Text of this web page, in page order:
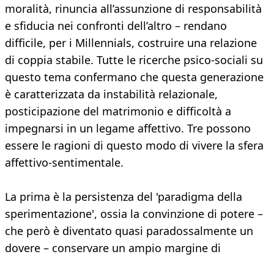
moralità, rinuncia all’assunzione di responsabilità
e sfiducia nei confronti dell’altro – rendano
difficile, per i Millennials, costruire una relazione
di coppia stabile. Tutte le ricerche psico-sociali su
questo tema confermano che questa generazione
è caratterizzata da instabilità relazionale,
posticipazione del matrimonio e difficoltà a
impegnarsi in un legame affettivo. Tre possono
essere le ragioni di questo modo di vivere la sfera
affettivo-sentimentale.
La prima è la persistenza del 'paradigma della
sperimentazione', ossia la convinzione di potere –
che però è diventato quasi paradossalmente un
dovere – conservare un ampio margine di